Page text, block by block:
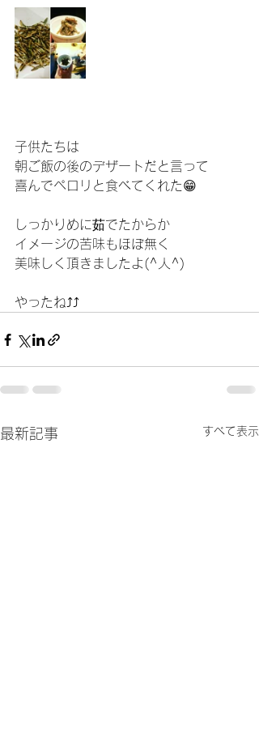
子供たちは
朝ご飯の後のデザートだと言って
喜んでペロリと食べてくれた😁
しっかりめに茹でたからか
イメージの苦味もほぼ無く
美味しく頂きましたよ(^人^)
やったね⤴⤴
最新記事 すべて表示